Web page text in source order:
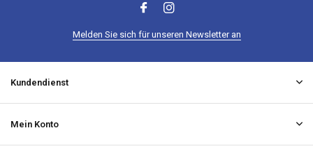
Melden Sie sich für unseren Newsletter an
Kundendienst
Mein Konto